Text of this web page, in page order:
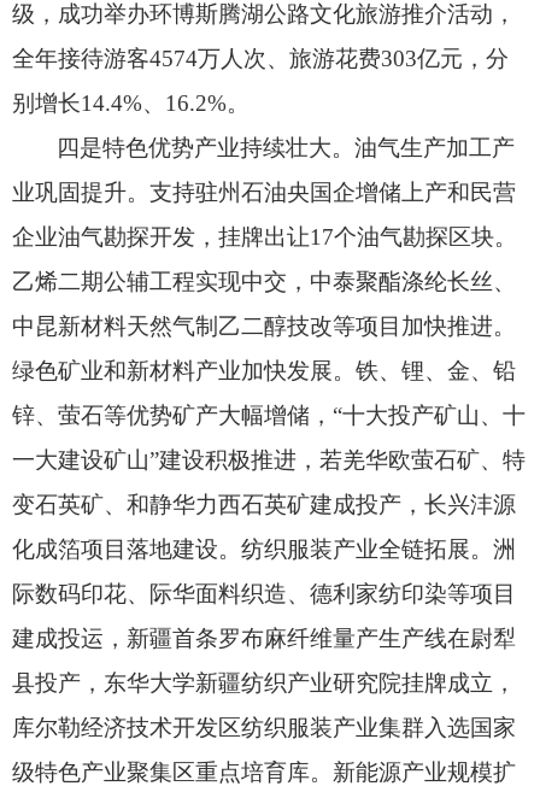
级， 成功举办环博斯腾湖公路文化旅游推介活动，
全年接待游客4574万人次、 旅游花费303亿元， 分
别增长14.4%、 16.2%。
四是特色优势产业持续壮大。油气生产加工产
业巩固提升。 支持驻州石油央国企增储上产和民营
企业油气勘探开发， 挂牌出让17个油气勘探区块。
乙烯二期公辅工程实现中交， 中泰聚酯涤纶长丝、
中昆新材料天然气制乙二醇技改等项目加快推进。
绿色矿业和新材料产业加快发展。 铁、 锂、 金、 铅
锌、 萤石等优势矿产大幅增储， “十大投产矿山、 十
一大建设矿山”建设积极推进， 若羌华欧萤石矿、 特
变石英矿、 和静华力西石英矿建成投产， 长兴沣源
化成箔项目落地建设。 纺织服装产业全链拓展。 洲
际数码印花、 际华面料织造、 德利家纺印染等项目
建成投运， 新疆首条罗布麻纤维量产生产线在尉犁
县投产， 东华大学新疆纺织产业研究院挂牌成立，
库尔勒经济技术开发区纺织服装产业集群入选国家
级特色产业聚集区重点培育库。 新能源产业规模扩